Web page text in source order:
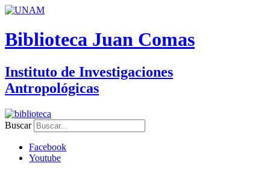
Biblioteca Juan Comas
Instituto de Investigaciones
Antropológicas
Buscar
Facebook
Youtube